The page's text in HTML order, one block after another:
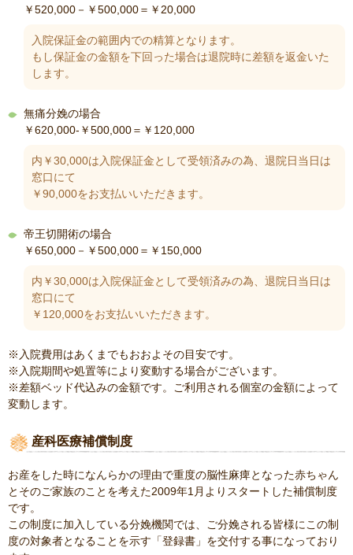
￥520,000－￥500,000＝￥20,000
入院保証金の範囲内での精算となります。
もし保証金の金額を下回った場合は退院時に差額を返金いた
します。
無痛分娩の場合
￥620,000-￥500,000＝￥120,000
内￥30,000は入院保証金として受領済みの為、退院日当日は
窓口にて
￥90,000をお支払いいただきます。
帝王切開術の場合
￥650,000－￥500,000＝￥150,000
内￥30,000は入院保証金として受領済みの為、退院日当日は
窓口にて
￥120,000をお支払いいただきます。
※入院費用はあくまでもおおよその目安です。
※入院期間や処置等により変動する場合がございます。
※差額ベッド代込みの金額です。ご利用される個室の金額によって
変動します。
産科医療補償制度
お産をした時になんらかの理由で重度の脳性麻痺となった赤ちゃん
とそのご家族のことを考えた2009年1月よりスタートした補償制度
です。
この制度に加入している分娩機関では、ご分娩される皆様にこの制
度の対象者となることを示す「登録書」を交付する事になっており